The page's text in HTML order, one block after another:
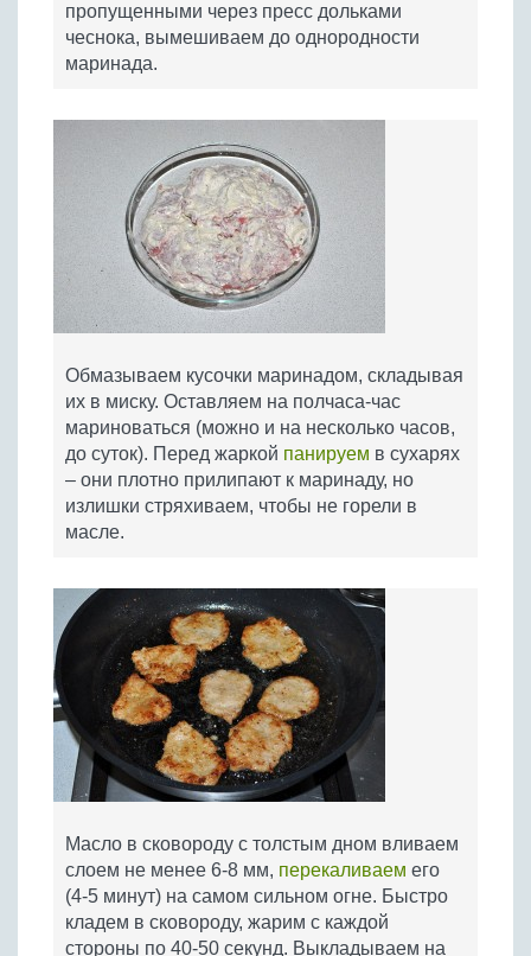
пропущенными через пресс дольками
чеснока, вымешиваем до однородности
маринада.
Обмазываем кусочки маринадом, складывая
их в миску. Оставляем на полчаса-час
мариноваться (можно и на несколько часов,
до суток). Перед жаркой панируем в сухарях
– они плотно прилипают к маринаду, но
излишки стряхиваем, чтобы не горели в
масле.
Масло в сковороду с толстым дном вливаем
слоем не менее 6-8 мм, перекаливаем его
(4-5 минут) на самом сильном огне. Быстро
кладем в сковороду, жарим с каждой
стороны по 40-50 секунд. Выкладываем на